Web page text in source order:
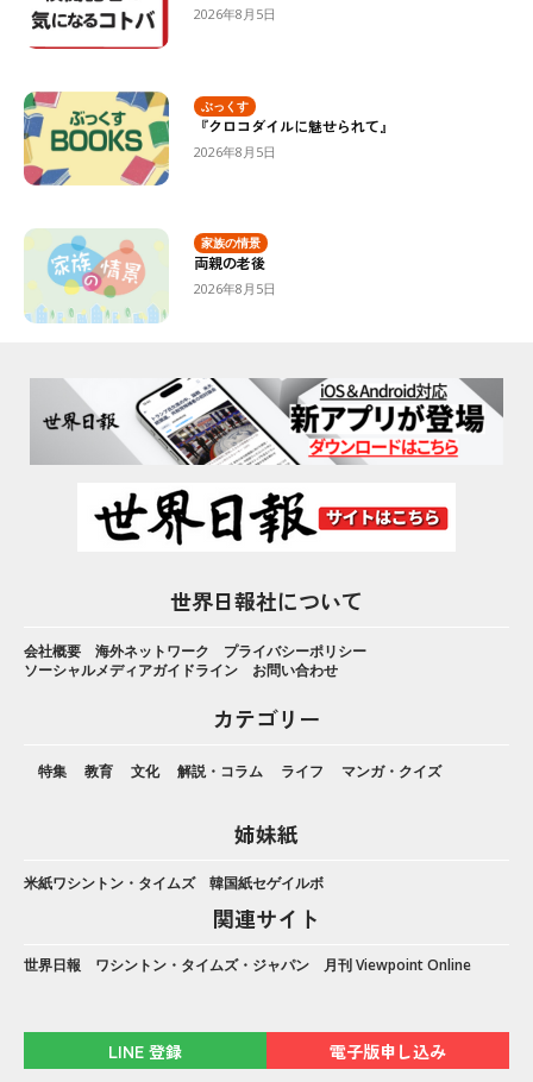
2026年8月5日
ぶっくす
『クロコダイルに魅せられて』
2026年8月5日
家族の情景
両親の老後
2026年8月5日
世界日報社について
会社概要 海外ネットワーク
プライバシーポリシー
ソーシャルメディアガイドライン
お問い合わせ
カテゴリー
特集 教育 文化 解説・コラム ライフ マンガ・クイズ
姉妹紙
米紙ワシントン・タイムズ 韓国紙セゲイルボ
関連サイト
世界日報 ワシントン・タイムズ・ジャパン 月刊 Viewpoint Online
LINE 登録 電子版申し込み